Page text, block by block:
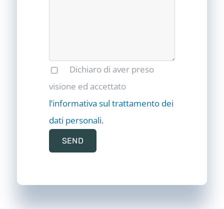
Dichiaro di aver preso
visione ed accettato
l’informativa sul trattamento dei
dati personali.